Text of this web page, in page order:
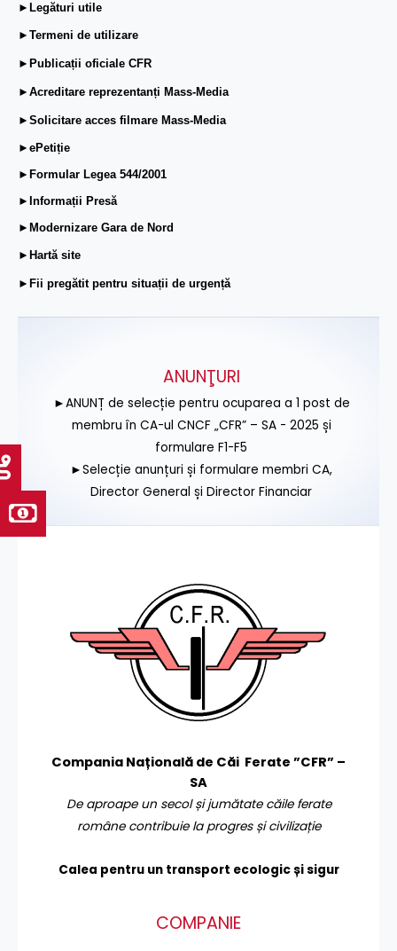
►Legături utile
►Termeni de utilizare
►Publicații oficiale CFR
►Acreditare reprezentanți Mass-Media
►Solicitare acces filmare Mass-Media
►ePetiție
►Formular Legea 544/2001
►Informații Presă
►Modernizare Gara de Nord
►Hartă site
►Fii pregătit pentru situații de urgență
ANUNŢURI
►ANUNȚ de selecție pentru ocuparea a 1 post de
membru în CA-ul CNCF „CFR” – SA - 2025 și
formulare F1-F5
►Selecție anunțuri și formulare membri CA,
Director General și Director Financiar
Compania Națională de Căi Ferate ”CFR” –
SA
De aproape un secol și jumătate căile ferate
române contribuie la progres și civilizație
Calea pentru un transport ecologic și sigur
COMPANIE